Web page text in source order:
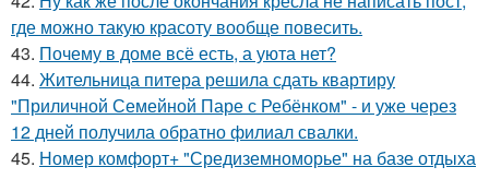
где можно такую красоту вообще повесить.
43. Почему в доме всё есть, а уюта нет?
44. Жительница питера решила сдать квартиру
"Приличной Семейной Паре с Ребёнком" - и уже через
12 дней получила обратно филиал свалки.
45. Номер комфорт+ "Средиземноморье" на базе отдыха